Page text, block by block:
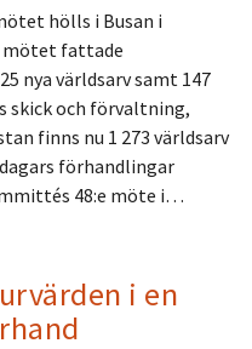
hölls i Busan i
mötet fattade
nya världsarv samt 147
skick och förvaltning,
finns nu 1 273 världsarv
förhandlingar
48:e möte i…
i en